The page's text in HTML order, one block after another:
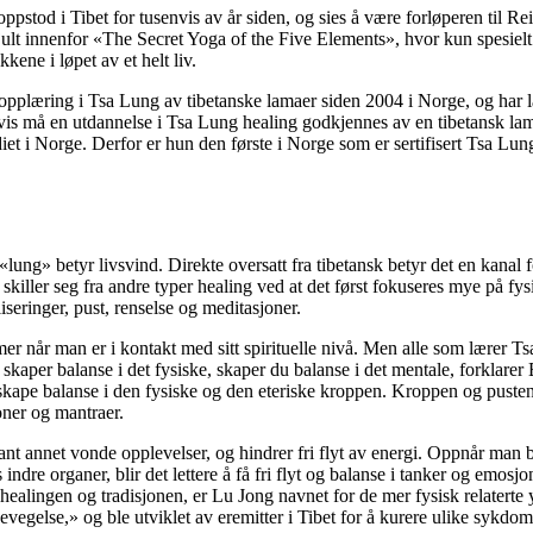
i Tibet for tusenvis av år siden, og sies å være forløperen til
innenfor «The Secret Yoga of the Five Elements», hvor kun
i løpet av et helt liv.
i Tsa Lung av tibetanske lamaer siden 2004 i Norge, og
må en utdannelse i Tsa Lung healing godkjennes av en tibetansk
i Norge. Derfor er hun den første i Norge som er sertifisert Tsa
betyr livsvind. Direkte oversatt fra tibetansk betyr det en kanal
seg fra andre typer healing ved at det først fokuseres mye på
pust, renselse og meditasjoner.
når man er i kontakt med sitt spirituelle nivå. Men alle som lærer
balanse i det fysiske, skaper du balanse i det mentale,
balanse i den fysiske og den eteriske kroppen. Kroppen og
og mantraer.
annet vonde opplevelser, og hindrer fri flyt av energi. Oppnår man
indre organer, blir det lettere å få fri flyt og balanse i tanker og
og tradisjonen, er Lu Jong navnet for de mer fysisk relaterte
og ble utviklet av eremitter i Tibet for å kurere ulike